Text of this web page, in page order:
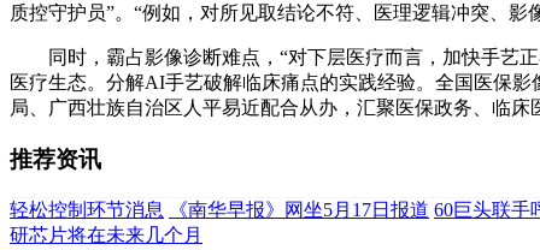
质控守护员”。“例如，对所见取结论不符、医理逻辑冲突、
同时，霸占影像诊断难点，“对下层医疗而言，加快手艺正
医疗生态。分解AI手艺破解临床痛点的实践经验。全国医保
局、广西壮族自治区人平易近配合从办，汇聚医保政务、临
推荐资讯
轻松控制环节消息 《南华早报》网坐5月17日报道 60巨头联手
研芯片将在未来几个月